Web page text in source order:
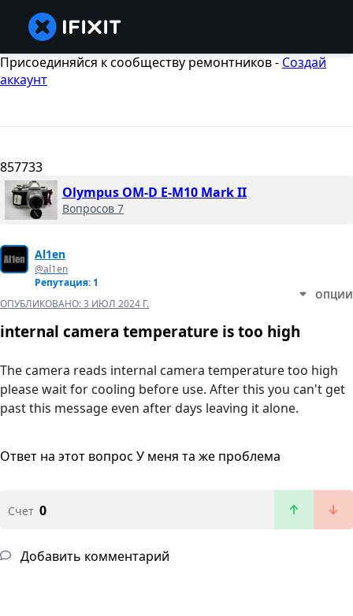
Присоединяйся к сообществу ремонтников - Создай
аккаунт
857733
Olympus OM-D E-M10 Mark II
Вопросов 7
Al1en
@al1en
Репутация: 1
ОПУБЛИКОВАНО:3 ИЮЛ 2024 Г.
ОПЦИИ
internal camera temperature is too high
The camera reads internal camera temperature too high
please wait for cooling before use. After this you can't get
past this message even after days leaving it alone.
Ответ на этот вопрос У меня та же проблема
Счет 0
Добавить комментарий